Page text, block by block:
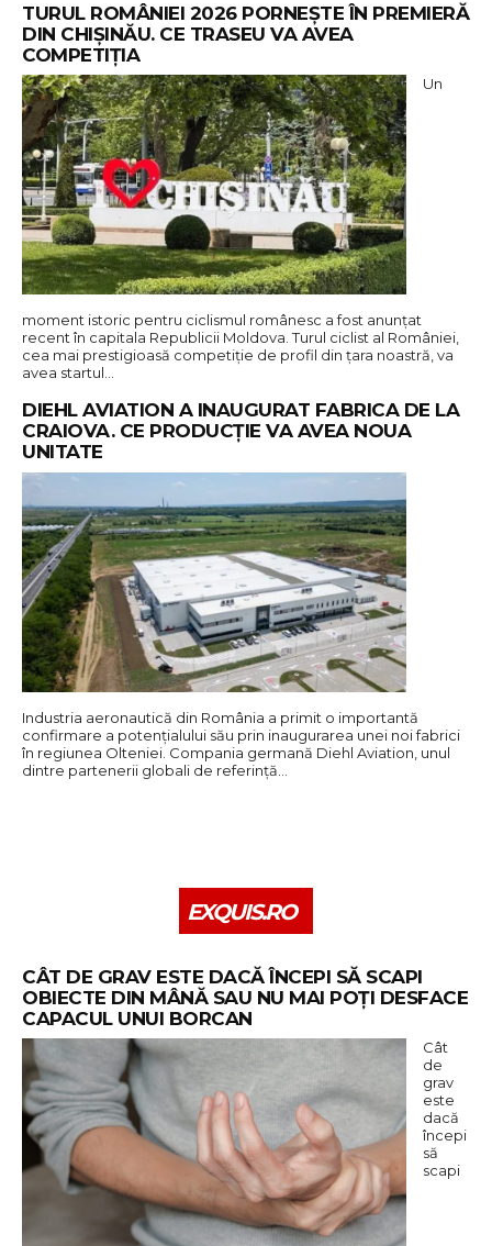
TURUL ROMÂNIEI 2026 PORNEȘTE ÎN PREMIERĂ
DIN CHIȘINĂU. CE TRASEU VA AVEA
COMPETIȚIA
Un
moment istoric pentru ciclismul românesc a fost anunțat
recent în capitala Republicii Moldova. Turul ciclist al României,
cea mai prestigioasă competiție de profil din țara noastră, va
avea startul…
DIEHL AVIATION A INAUGURAT FABRICA DE LA
CRAIOVA. CE PRODUCȚIE VA AVEA NOUA
UNITATE
Industria aeronautică din România a primit o importantă
confirmare a potențialului său prin inaugurarea unei noi fabrici
în regiunea Olteniei. Compania germană Diehl Aviation, unul
dintre partenerii globali de referință…
EXQUIS.RO
CÂT DE GRAV ESTE DACĂ ÎNCEPI SĂ SCAPI
OBIECTE DIN MÂNĂ SAU NU MAI POȚI DESFACE
CAPACUL UNUI BORCAN
Cât
de
grav
este
dacă
începi
să
scapi